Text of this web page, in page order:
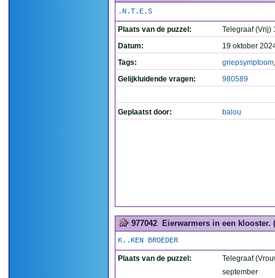
.N.T.E.S
Plaats van de puzzel:
Telegraaf (Vrij)
Datum:
19 oktober
Tags:
griepsymptoom
Gelijkluidende vragen:
980589
Geplaatst door: balou
977042 Eierwarmers in een klooster.
K..KEN BROEDER
Plaats van de puzzel:
Telegraaf
september